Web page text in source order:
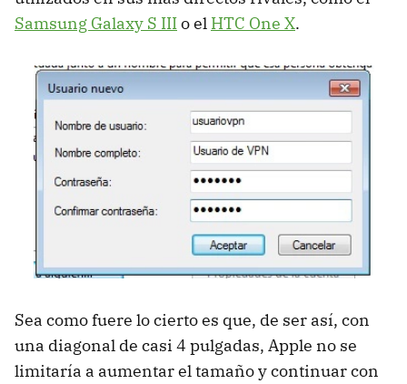
Samsung Galaxy S IIIo el HTC One X.
Sea como fuere lo cierto es que, de ser así, con
una diagonal de casi 4 pulgadas, Apple no se
limitaría a aumentar el tamaño y continuar con